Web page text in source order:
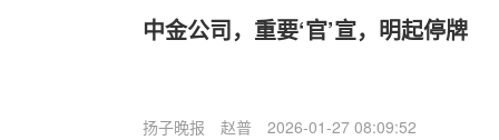
中金公司，重要‘官’宣，明起停牌
扬子晚报 赵普 2026-01-27 08:09:52